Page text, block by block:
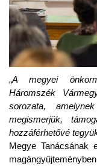
„A megyei
Háromszék
sorozata,
megismerjük,
hozzáférhetővé
Megye Tanácsának